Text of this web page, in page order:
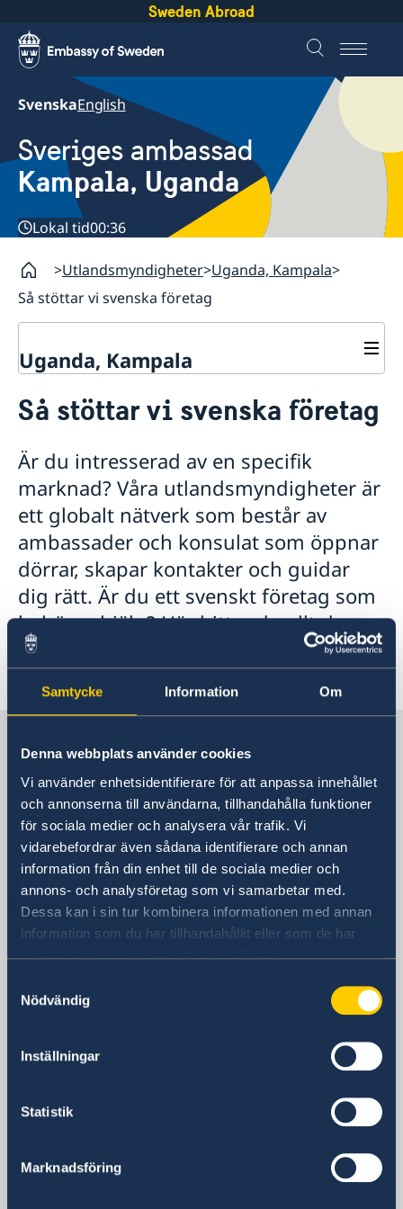
Samtycke Information Om
Denna webbplats använder cookies
Vi använder enhetsidentifierare för att anpassa innehållet
och annonserna till användarna, tillhandahålla funktioner
för sociala medier och analysera vår trafik. Vi
vidarebefordrar även sådana identifierare och annan
information från din enhet till de sociala medier och
annons- och analysföretag som vi samarbetar med.
Dessa kan i sin tur kombinera informationen med annan
information som du har tillhandahållit eller som de har
samlat in när du har använt deras tjänster.
Nödvändig
Inställningar
Statistik
Marknadsföring
Sweden Abroad
SvenskaEnglish
Sveriges ambassad
Kampala, Uganda
Lokal tid00:36
Utlandsmyndigheter Uganda, Kampala
Så stöttar vi svenska företag
Uganda, Kampala
Om oss
Praktiktjänstgöring
Ambassadens personal
OSL-beskrivning
Vi är en resurs för svenska företag
Team Sweden
Så kan du få stöd
Svenska företag i
Anmäl handelshinder
Aktuellt
Nyheter
Så stöttar vi svenska företag
Är du intresserad av en specifik
marknad? Våra utlandsmyndigheter är
ett globalt nätverk som består av
ambassader och konsulat som öppnar
dörrar, skapar kontakter och guidar
dig rätt. Är du ett svenskt företag som
behöver hjälp? Här hittar du allt du
behöver för att ta nästa steg – enkelt
och samlat.
Sveriges ambassad
Besöksadress
24, Lumumba Avenue
Nakasero
Kampala
Postadress
Kampala
+256 417 700 800
+256 417 700 801
E-post migrationsfrågor